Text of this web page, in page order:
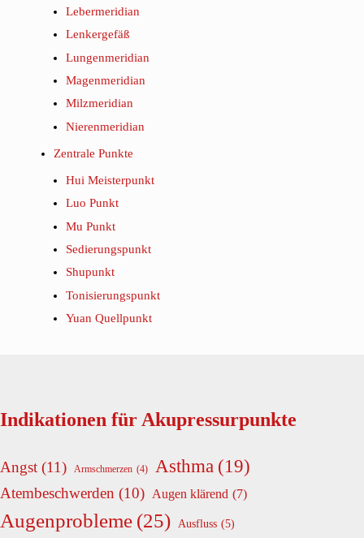
Lebermeridian
Lenkergefäß
Lungenmeridian
Magenmeridian
Milzmeridian
Nierenmeridian
Zentrale Punkte
Hui Meisterpunkt
Luo Punkt
Mu Punkt
Sedierungspunkt
Shupunkt
Tonisierungspunkt
Yuan Quellpunkt
Indikationen für Akupressurpunkte
Angst (11) Armschmerzen (4) Asthma (19)
Atembeschwerden (10) Augen klärend (7)
Augenprobleme (25) Ausfluss (5)